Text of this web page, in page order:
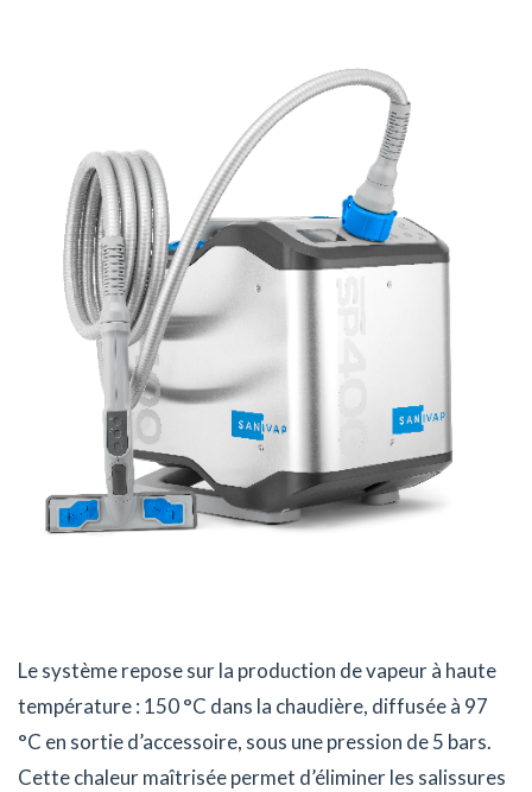
Le système repose sur la production de vapeur à haute
température : 150 °C dans la chaudière, diffusée à 97
°C en sortie d’accessoire, sous une pression de 5 bars.
Cette chaleur maîtrisée permet d’éliminer les salissures